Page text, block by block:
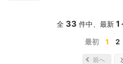
全 33 件中、最新 1
最初 1 2
前へ